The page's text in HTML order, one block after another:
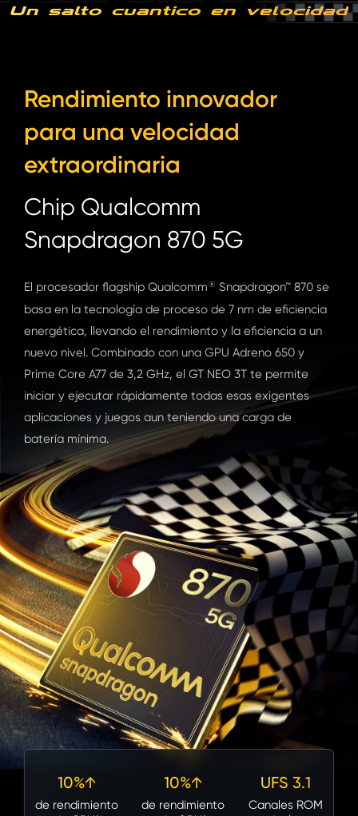
Un salto cuántico en velocidad
Rendimiento innovador
para una velocidad
extraordinaria
Chip Qualcomm
Snapdragon 870 5G
El procesador flagship Qualcomm® Snapdragon™ 870 se
basa en la tecnología de proceso de 7 nm de eficiencia
energética, llevando el rendimiento y la eficiencia a un
nuevo nivel. Combinado con una GPU Adreno 650 y
Prime Core A77 de 3,2 GHz, el GT NEO 3T te permite
iniciar y ejecutar rápidamente todas esas exigentes
aplicaciones y juegos aun teniendo una carga de
batería mínima.
10%↑
de rendimiento
10%↑
de rendimiento
UFS 3.1
Canales ROM